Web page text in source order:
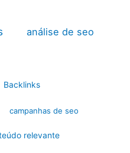
análise de seo
Backlinks
campanhas de seo
relevante